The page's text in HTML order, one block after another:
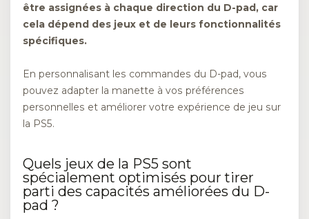
être assignées à chaque direction du D-pad, car
cela dépend des jeux et de leurs fonctionnalités
spécifiques.
En personnalisant les commandes du D-pad, vous
pouvez adapter la manette à vos préférences
personnelles et améliorer votre expérience de jeu sur
la PS5.
Quels jeux de la PS5 sont
spécialement optimisés pour tirer
parti des capacités améliorées du D-
pad ?